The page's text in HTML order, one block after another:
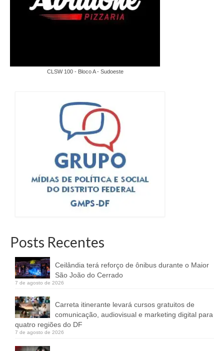
CLSW 100 - Bloco A - Sudoeste
Posts Recentes
Ceilândia terá reforço de ônibus durante o Maior
São João do Cerrado
7 de agosto de 2026
Carreta itinerante levará cursos gratuitos de
comunicação, audiovisual e marketing digital para
quatro regiões do DF
7 de agosto de 2026